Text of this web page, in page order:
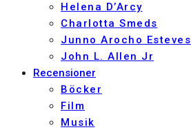
Helena D’Arcy
Charlotta Smeds
Junno Arocho Esteves
John L. Allen Jr
Recensioner
Böcker
Film
Musik